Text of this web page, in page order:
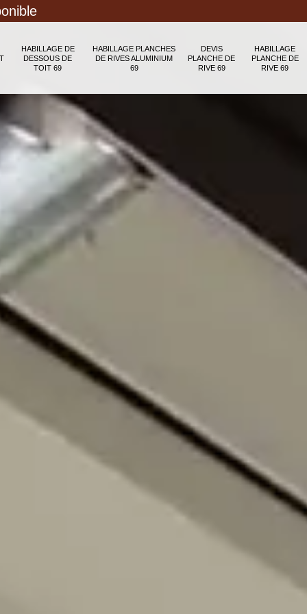
HABILLAGE DE
DESSOUS DE
TOIT 69
HABILLAGE PLANCHES
DE RIVES ALUMINIUM
69
DEVIS
PLANCHE DE
RIVE 69
HABILLAGE
PLANCHE DE
RIVE 69